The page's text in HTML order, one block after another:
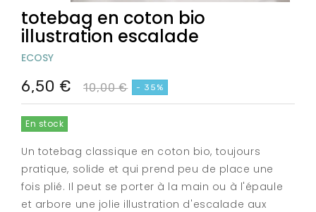
totebag en coton bio
illustration escalade
ECOSY
6,50 € 10,00 € - 35%
En stock
Un totebag classique en coton bio, toujours
pratique, solide et qui prend peu de place une
fois plié. Il peut se porter à la main ou à l'épaule
et arbore une jolie illustration d'escalade aux